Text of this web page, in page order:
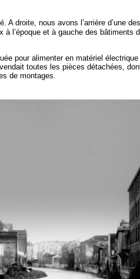
droite, nous avons l’arrière d’une
l’époque et à gauche des
pour alimenter en matériel
toutes les pièces détachées,
de montages.